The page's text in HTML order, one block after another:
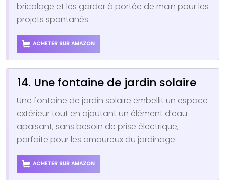
bricolage et les garder à portée de main pour les
projets spontanés.
ACHETER SUR AMAZON
14. Une fontaine de jardin solaire
Une fontaine de jardin solaire embellit un espace
extérieur tout en ajoutant un élément d’eau
apaisant, sans besoin de prise électrique,
parfaite pour les amoureux du jardinage.
ACHETER SUR AMAZON